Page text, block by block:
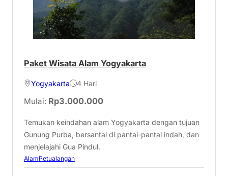
Paket Wisata Alam Yogyakarta
Yogyakarta 4 Hari
Mulai: Rp3.000.000
Temukan keindahan alam Yogyakarta dengan tujuan
Gunung Purba, bersantai di pantai-pantai indah, dan
menjelajahi Gua Pindul.
AlamPetualangan